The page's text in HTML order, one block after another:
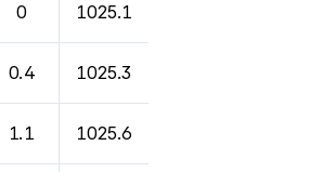
0 1025.1
0.4 1025.3
1.1 1025.6